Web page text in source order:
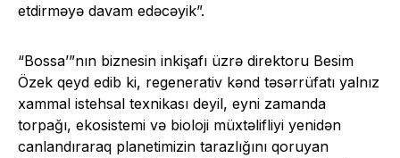
etdirməyə davam edəcəyik”.
“Bossa’”nın biznesin inkişafı üzrə direktoru Besim
Özek qeyd edib ki, regenerativ kənd təsərrüfatı yalnız
xammal istehsal texnikası deyil, eyni zamanda
torpağı, ekosistemi və bioloji müxtəlifliyi yenidən
canlandıraraq planetimizin tarazlığını qoruyan